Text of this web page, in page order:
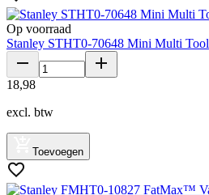
Op voorraad
Stanley STHT0-70648 Mini Multi Tool
18,98
excl. btw
Toevoegen